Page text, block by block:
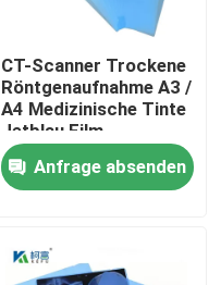
CT-Scanner Trockene
Röntgenaufnahme A3 /
A4 Medizinische Tinte
Jetblau Film
Röntgenfilm PET
Anfrage absenden